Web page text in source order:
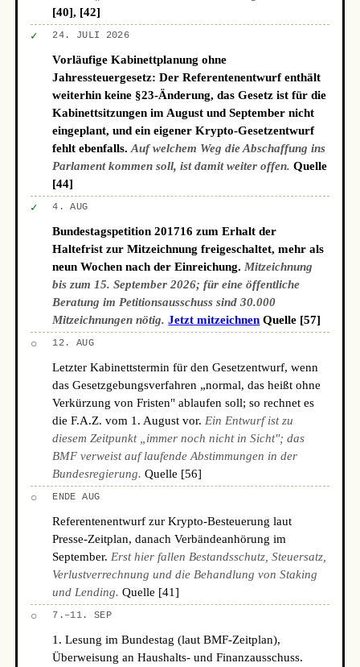
[40], [42]
✓ 24. JULI 2026
Vorläufige Kabinettplanung ohne
Jahressteuergesetz: Der Referentenentwurf enthält
weiterhin keine §23-Änderung, das Gesetz ist für die
Kabinettsitzungen im August und September nicht
eingeplant, und ein eigener Krypto-Gesetzentwurf
fehlt ebenfalls.Auf welchem Weg die Abschaffung ins
Parlament kommen soll, ist damit weiter offen. Quelle
[44]
✓ 4. AUG
Bundestagspetition 201716 zum Erhalt der
Haltefrist zur Mitzeichnung freigeschaltet, mehr als
neun Wochen nach der Einreichung. Mitzeichnung
bis zum 15. September 2026; für eine öffentliche
Beratung im Petitionsausschuss sind 30.000
Mitzeichnungen nötig. Jetzt mitzeichnen Quelle [57]
○ 12. AUG
Letzter Kabinettstermin für den Gesetzentwurf, wenn
das Gesetzgebungsverfahren „normal, das heißt ohne
Verkürzung von Fristen" ablaufen soll; so rechnet es
die F.A.Z. vom 1. August vor. Ein Entwurf ist zu
diesem Zeitpunkt „immer noch nicht in Sicht"; das
BMF verweist auf laufende Abstimmungen in der
Bundesregierung. Quelle [56]
○ ENDE AUG
Referentenentwurf zur Krypto-Besteuerung laut
Presse-Zeitplan, danach Verbändeanhörung im
September. Erst hier fallen Bestandsschutz, Steuersatz,
Verlustverrechnung und die Behandlung von Staking
und Lending. Quelle [41]
○ 7.–11. SEP
1. Lesung im Bundestag (laut BMF-Zeitplan),
Überweisung an Haushalts- und Finanzausschuss.